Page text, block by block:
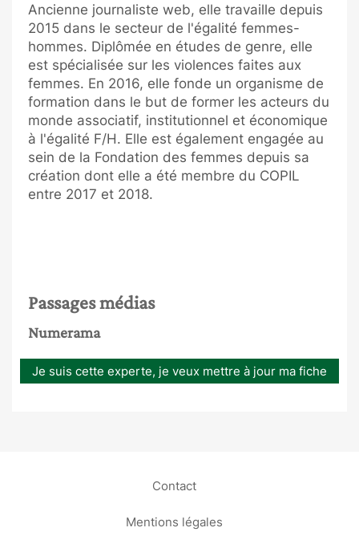
Ancienne journaliste web, elle travaille depuis
2015 dans le secteur de l'égalité femmes-
hommes. Diplômée en études de genre, elle
est spécialisée sur les violences faites aux
femmes. En 2016, elle fonde un organisme de
formation dans le but de former les acteurs du
monde associatif, institutionnel et économique
à l'égalité F/H. Elle est également engagée au
sein de la Fondation des femmes depuis sa
création dont elle a été membre du COPIL
entre 2017 et 2018.
Passages médias
Numerama
Je suis cette experte, je veux mettre à jour ma fiche
Contact
Mentions légales